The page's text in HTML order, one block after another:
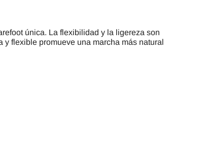
única. La flexibilidad y la ligereza son
flexible promueve una marcha más natural